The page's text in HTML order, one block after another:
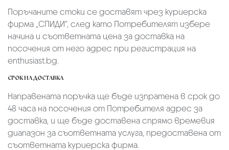
Поръчаните стоки се доставят чрез куриерскa
фирмa „СПИДИ“, след като Потребителят избере
начина и съответната цена за доставка на
посочения от него адрес при регистрация на
enthusiast.bg.
СРОК НА ДОСТАВКА
Направената поръчка ще бъде изпратена в срок до
48 часа на посочения от Потребителя адрес за
доставка, и ще бъде доставена спрямо времевия
диапазон за съответната услуга, предоставена от
съответната куриерска фирма.